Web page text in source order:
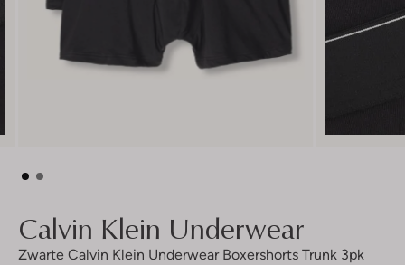
Calvin Klein Underwear
Zwarte Calvin Klein Underwear Boxershorts Trunk 3pk